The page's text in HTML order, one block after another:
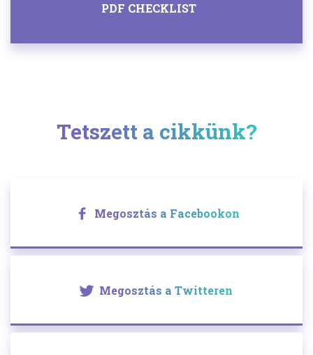
PDF CHECKLIST
Tetszett a cikkünk?
Megosztás a Facebookon
Megosztás a Twitteren